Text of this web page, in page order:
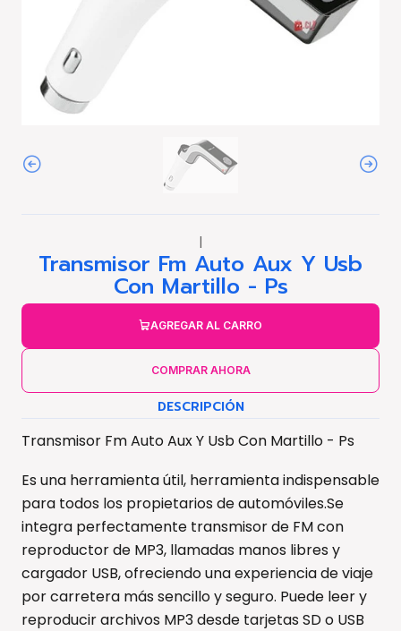
|
Transmisor Fm Auto Aux Y Usb
Con Martillo - Ps
AGREGAR AL CARRO
COMPRAR AHORA
DESCRIPCIÓN
Transmisor Fm Auto Aux Y Usb Con Martillo - Ps
Es una herramienta útil, herramienta indispensable
para todos los propietarios de automóviles.Se
integra perfectamente transmisor de FM con
reproductor de MP3, llamadas manos libres y
cargador USB, ofreciendo una experiencia de viaje
por carretera más sencillo y seguro. Puede leer y
reproducir archivos MP3 desde tarjetas SD o USB